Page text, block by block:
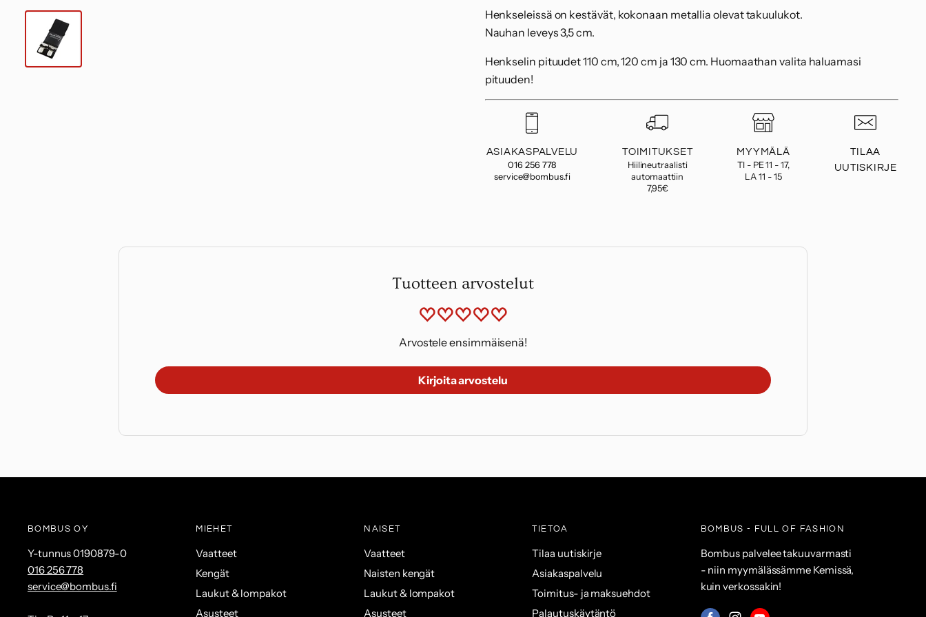
Henkseleissä on kestävät, kokonaan metallia olevat takuulukot.
Nauhan leveys 3,5 cm.
Henkselin pituudet 110 cm, 120 cm ja 130 cm. Huomaathan valita haluamasi
pituuden!
ASIAKASPALVELU
016 256 778
service@bombus.fi
TOIMITUKSET
Hiilineutraalisti
automaattiin
7,95€
MYYMÄLÄ
TI - PE 11 - 17,
LA 11 - 15
TILAA
UUTISKIRJE
Tuotteen arvostelut
Arvostele ensimmäisenä!
Kirjoita arvostelu
BOMBUS OY
Y-tunnus 0190879-0
016 256 778
service@bombus.fi
MIEHET
Vaatteet
Kengät
Laukut & lompakot
Asusteet
NAISET
Vaatteet
Naisten kengät
Laukut & lompakot
Asusteet
TIETOA
Tilaa uutiskirje
Asiakaspalvelu
Toimitus- ja maksuehdot
Palautuskäytäntö
BOMBUS - FULL OF FASHION
Bombus palvelee takuuvarmasti
- niin myymälässämme Kemissä,
kuin verkossakin!